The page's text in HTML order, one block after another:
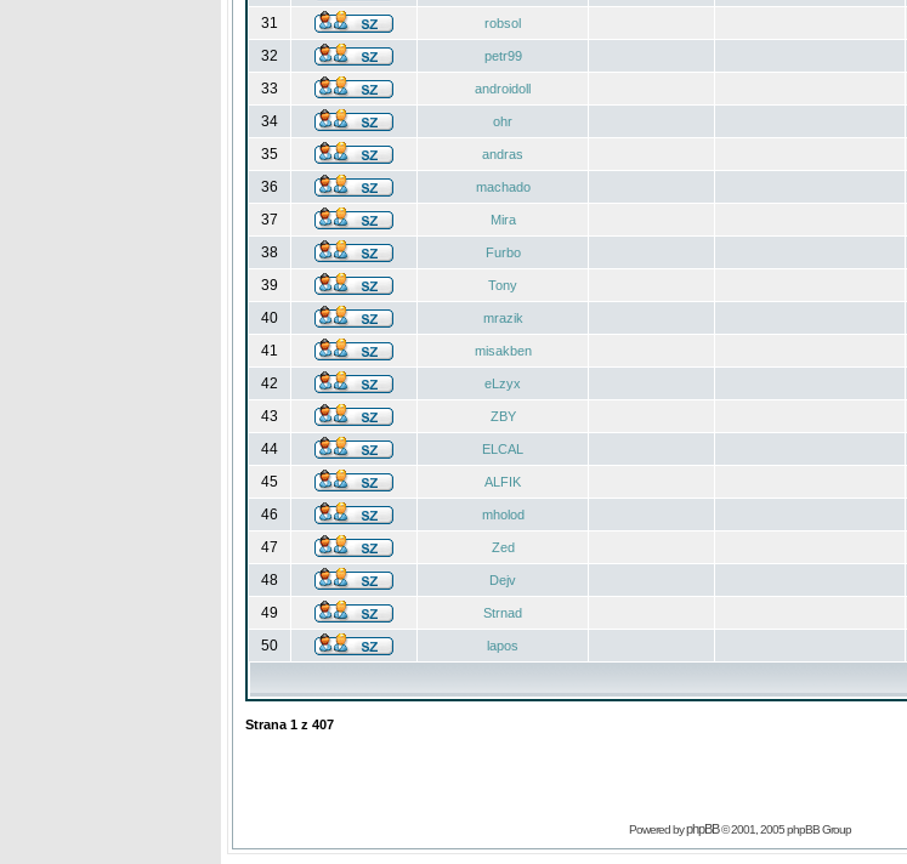
31
robsol
32
petr99
33
androidoll
34
ohr
35
andras
36
machado
37
Mira
38
Furbo
39
Tony
40
mrazik
41
misakben
42
eLzyx
43
ZBY
44
ELCAL
45
ALFIK
46
mholod
47
Zed
48
Dejv
49
Strnad
50
lapos
Strana 1 z 407
Powered byphpBB© 2001, 2005 phpBB Group